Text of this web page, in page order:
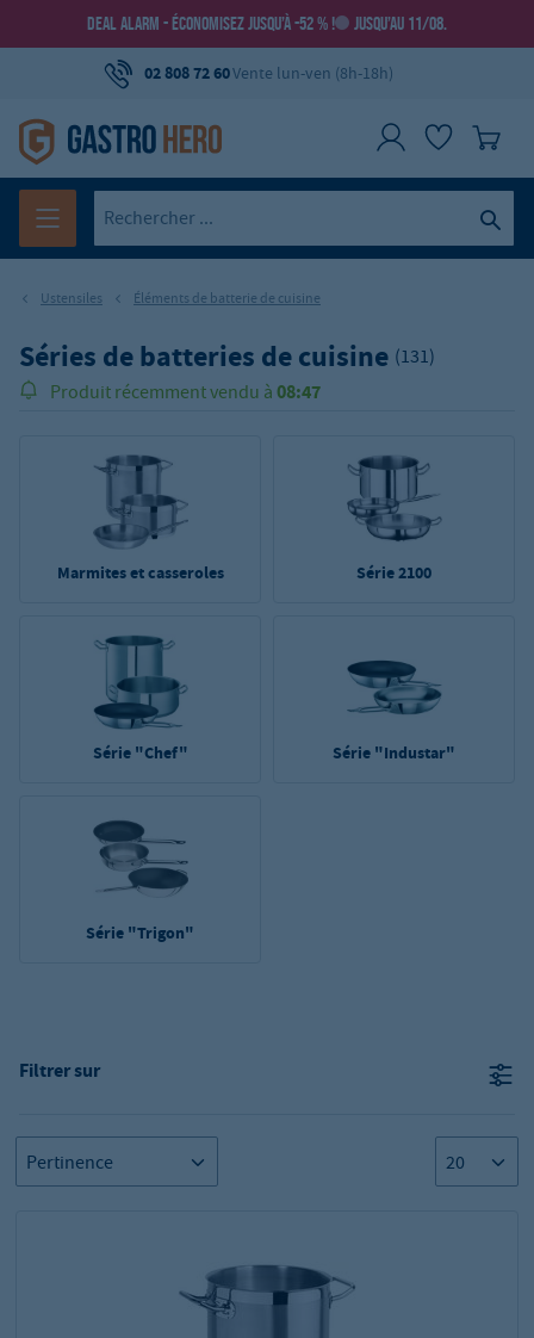
DEAL ALARM - ÉCONOMISEZ JUSQU’À -52 % ! JUSQU’AU 11/08.
02 808 72 60Vente lun-ven (8h-18h)
Ustensiles Éléments de batterie de cuisine
Séries de batteries de cuisine (131)
Produit récemment vendu à 08:47
Marmites et casseroles Série 2100
Série "Chef" Série "Industar"
Série "Trigon"
Filtrer sur